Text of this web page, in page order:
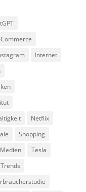
Commerce
Internet
Netflix
Shopping
Tesla
Trends